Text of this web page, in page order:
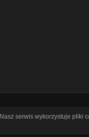
Nasz serwis wykorzystuje pliki